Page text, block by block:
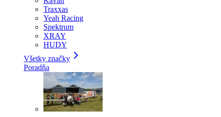
Traxxas
Yeah Racing
Spektrum
XRAY
HUDY
Všetky značky
Poradňa